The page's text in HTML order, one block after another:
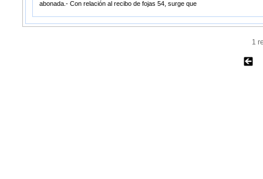
abonada.- Con relación al recibo de fojas 54, surge que
1